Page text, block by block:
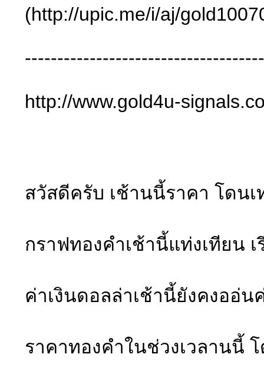
(http://upic.me/i/aj/
http://www.gold4u-
สวัสดีครับ เช้านนี้ราคา โดนเ
กราฟทองคำเช้านี้แท่งเทียน
ค่าเงินดอลล่าเช้านี้ยังคงออ่
ราคาทองคำในช่วงเวลานนี้